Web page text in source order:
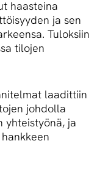
haasteina
ja sen
Tuloksiin
tilojen
laadittiin
johdolla
yhteistyönä, ja